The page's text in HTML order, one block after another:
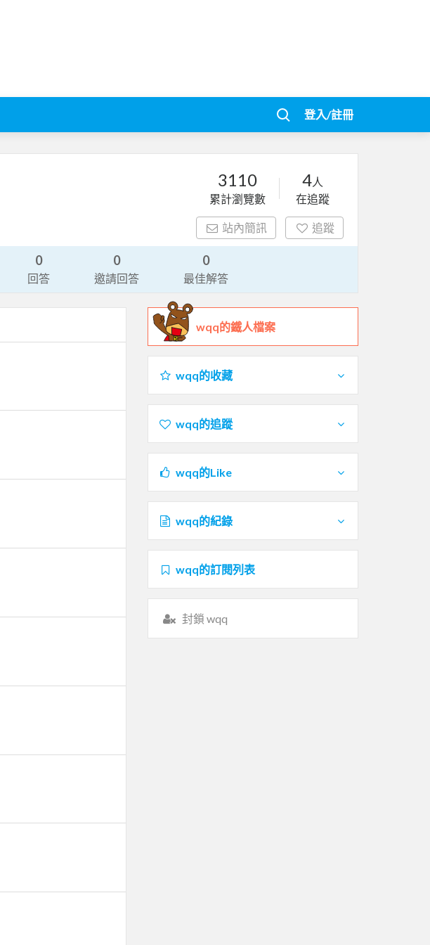
登入/註冊
3110
累計瀏覽數
4人
在追蹤
站內簡訊 追蹤
0
回答
0
邀請回答
0
最佳解答
wqq的鐵人檔案
wqq的收藏
wqq的追蹤
wqq的Like
wqq的紀錄
wqq的訂閱列表
封鎖 wqq